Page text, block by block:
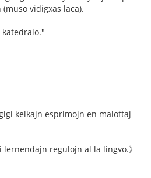
vidigxas laca).
katedralo."
kelkajn esprimojn en maloftaj
regulojn al la lingvo.》